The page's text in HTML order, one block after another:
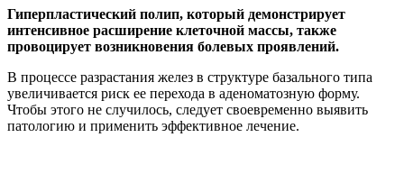
Гиперпластический полип, который демонстрирует
интенсивное расширение клеточной массы, также
провоцирует возникновения болевых проявлений.
В процессе разрастания желез в структуре базального типа
увеличивается риск ее перехода в аденоматозную форму.
Чтобы этого не случилось, следует своевременно выявить
патологию и применить эффективное лечение.